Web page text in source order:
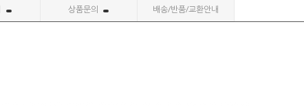
상품문의 배송/반품/교환안내